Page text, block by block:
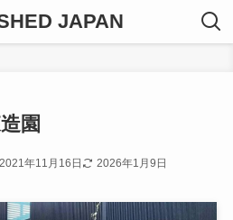
JAPAN
園
2021年11月16日 2026年1月9日